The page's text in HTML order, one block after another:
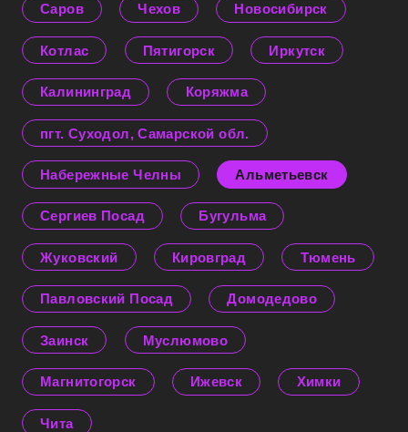
Саров Чехов Новосибирск
Котлас Пятигорск Иркутск
Калининград Коряжма
пгт. Суходол, Самарской обл.
Набережные Челны Альметьевск
Сергиев Посад Бугульма
Жуковский Кировград Тюмень
Павловский Посад Домодедово
Заинск Муслюмово
Магнитогорск Ижевск Химки
Чита